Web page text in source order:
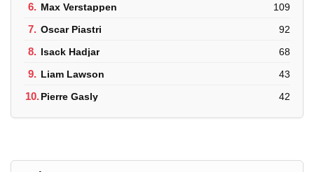
6. Max Verstappen 109
7. Oscar Piastri 92
8. Isack Hadjar 68
9. Liam Lawson 43
10.Pierre Gasly 42